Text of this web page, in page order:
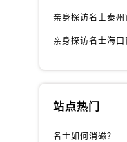
站点热门
名士如何消磁？